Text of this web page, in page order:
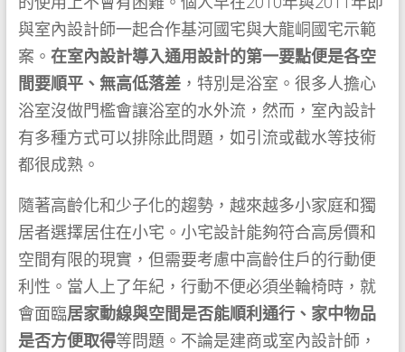
與室內設計師一起合作基河國宅與大龍峒國宅示範
案。 在室內設計導入通用設計的第一要點便是各空
間要順平、無高低落差，特別是浴室。很多人擔心
浴室沒做門檻會讓浴室的水外流，然而，室內設計
有多種方式可以排除此問題，如引流或截水等技術
都很成熟。
隨著高齡化和少子化的趨勢，越來越多小家庭和獨
居者選擇居住在小宅。小宅設計能夠符合高房價和
空間有限的現實，但需要考慮中高齡住戶的行動便
利性。當人上了年紀，行動不便必須坐輪椅時，就
會面臨居家動線與空間是否能順利通行、家中物品
是否方便取得等問題。不論是建商或室內設計師，